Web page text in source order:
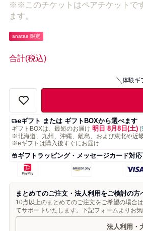
※※このチケットはペアチケットで
anatae 限定
合計(税込)
体験ギ
eギフト または ギフトBOXから選べます
ギフトBOXは、最短のお届け 明日 8月8日(土) (
※北海道、九州、沖縄、離島、および東北や近
※eギフトは購入後すぐにお届け
ギフトラッピング・メッセージカード対
まとめてのご注文・法人利用をご検討の方
10点以上のまとめてのご注文をご希望の場合
てサポートいたします。下記フォームよりお
法人利用・